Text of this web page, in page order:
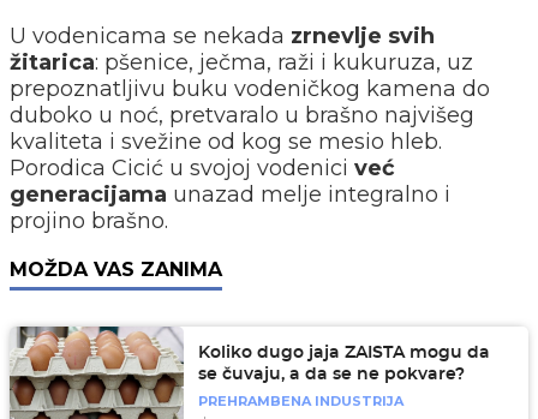
U vodenicama se nekada zrnevlje svih
žitarica: pšenice, ječma, raži i kukuruza, uz
prepoznatljivu buku vodeničkog kamena do
duboko u noć, pretvaralo u brašno najvišeg
kvaliteta i svežine od kog se mesio hleb.
Porodica Cicić u svojoj vodenici već
generacijama unazad melje integralno i
projino brašno.
MOŽDA VAS ZANIMA
Koliko dugo jaja ZAISTA mogu da
se čuvaju, a da se ne pokvare?
PREHRAMBENA INDUSTRIJA